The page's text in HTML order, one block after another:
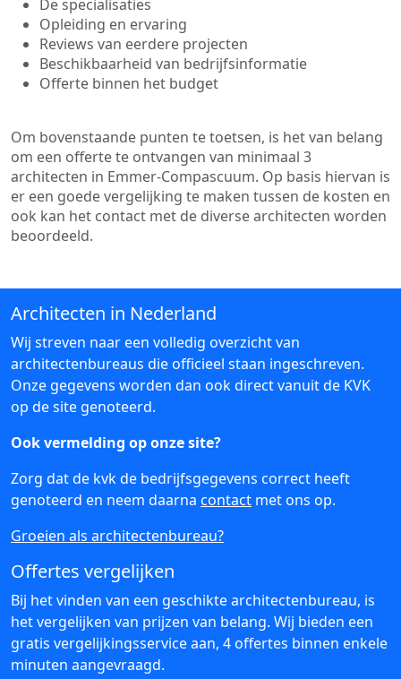
De specialisaties
Opleiding en ervaring
Reviews van eerdere projecten
Beschikbaarheid van bedrijfsinformatie
Offerte binnen het budget
Om bovenstaande punten te toetsen, is het van belang
om een offerte te ontvangen van minimaal 3
architecten in Emmer-Compascuum. Op basis hiervan is
er een goede vergelijking te maken tussen de kosten en
ook kan het contact met de diverse architecten worden
beoordeeld.
Architecten in Nederland
Wij streven naar een volledig overzicht van
architectenbureaus die officieel staan ingeschreven.
Onze gegevens worden dan ook direct vanuit de KVK
op de site genoteerd.
Ook vermelding op onze site?
Zorg dat de kvk de bedrijfsgegevens correct heeft
genoteerd en neem daarna contact met ons op.
Groeien als architectenbureau?
Offertes vergelijken
Bij het vinden van een geschikte architectenbureau, is
het vergelijken van prijzen van belang. Wij bieden een
gratis vergelijkingsservice aan, 4 offertes binnen enkele
minuten aangevraagd.